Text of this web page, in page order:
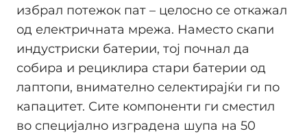
избрал потежок пат – целосно се откажал
од електричната мрежа. Наместо скапи
индустриски батерии, тој почнал да
собира и рециклира стари батерии од
лаптопи, внимателно селектирајќи ги по
капацитет. Сите компоненти ги сместил
во специјално изградена шупа на 50